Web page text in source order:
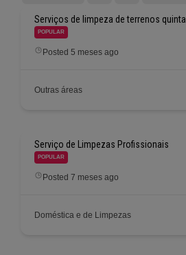
Serviços de limpeza de terrenos
POPULAR
Posted 5 meses ago
Outras áreas
Serviço de Limpezas Profissionais
POPULAR
Posted 7 meses ago
Doméstica e de Limpezas